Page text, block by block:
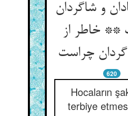
و شاگردان
** خاطر از
620
Hocaların
terbiye